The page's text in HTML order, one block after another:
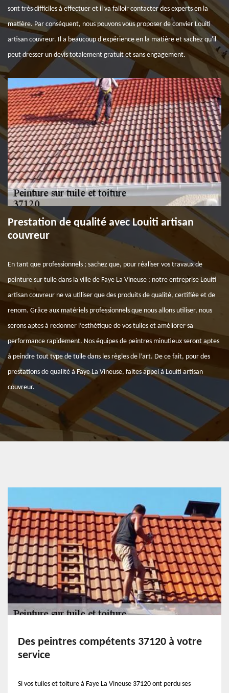
sont très difficiles à effectuer et il va falloir contacter des experts en la
matière. Par conséquent, nous pouvons vous proposer de convier Louiti
artisan couvreur. Il a beaucoup d'expérience en la matière et sachez qu'il
peut dresser un devis totalement gratuit et sans engagement.
Prestation de qualité avec Louiti artisan
couvreur
En tant que professionnels ; sachez que, pour réaliser vos travaux de
peinture sur tuile dans la ville de Faye La Vineuse ; notre entreprise Louiti
artisan couvreur ne va utiliser que des produits de qualité, certifiée et de
renom. Grâce aux matériels professionnels que nous allons utiliser, nous
serons aptes à redonner l’esthétique de vos tuiles et améliorer sa
performance rapidement. Nos équipes de peintres minutieux seront aptes
à peindre tout type de tuile dans les règles de l’art. De ce fait, pour des
prestations de qualité à Faye La Vineuse, faites appel à Louiti artisan
couvreur.
Des peintres compétents 37120 à votre
service
Si vos tuiles et toiture à Faye La Vineuse 37120 ont perdu ses